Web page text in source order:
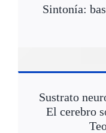
Sintonía:
Sustrato
El cerebro